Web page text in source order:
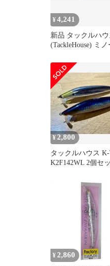
¥4,241
新品 タックルハウ
(TackleHouse) ミノ
140mm 30g SH・レ
ッド #102
ー
¥ 2,800
タックルハウス
K2F142WL 2個セ
¥ 2,860